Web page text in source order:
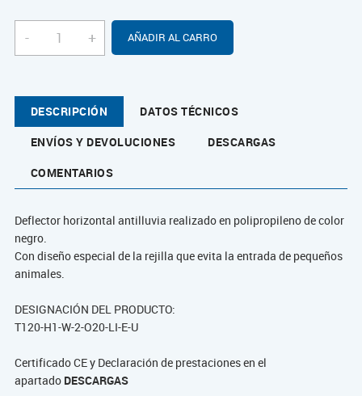
- + AÑADIR AL CARRO
DESCRIPCIÓN
DATOS TÉCNICOS
ENVÍOS Y DEVOLUCIONES
DESCARGAS
COMENTARIOS
Deflector horizontal antilluvia realizado en polipropileno de color
negro.
Con diseño especial de la rejilla que evita la entrada de pequeños
animales.
DESIGNACIÓN DEL PRODUCTO:
T120-H1-W-2-O20-LI-E-U
Certificado CE y Declaración de prestaciones en el
apartado DESCARGAS